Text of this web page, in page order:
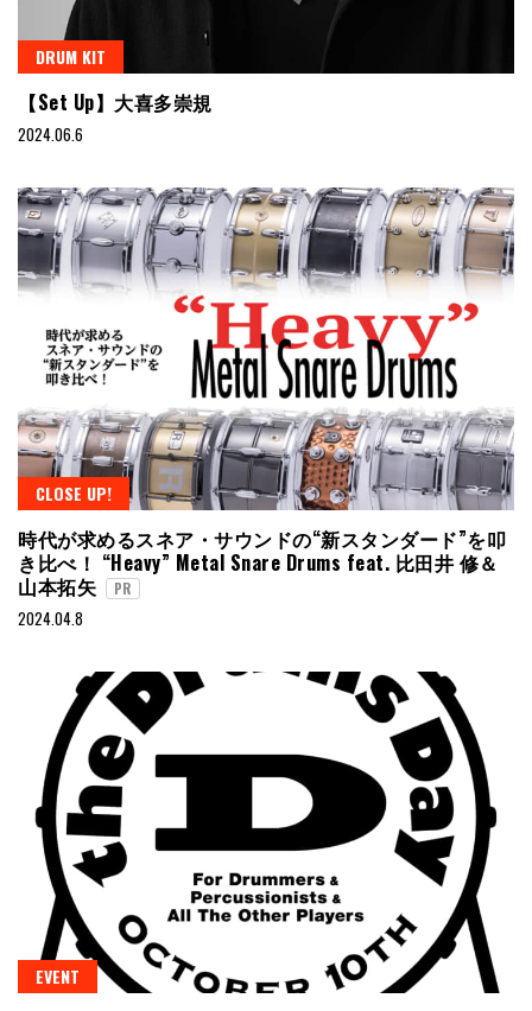
DRUM KIT
【Set Up】大喜多崇規
2024.06.6
CLOSE UP!
時代が求めるスネア・サウンドの“新スタンダード”を叩
き比べ！ “Heavy” Metal Snare Drums feat. 比田井 修＆
山本拓矢
PR
2024.04.8
EVENT